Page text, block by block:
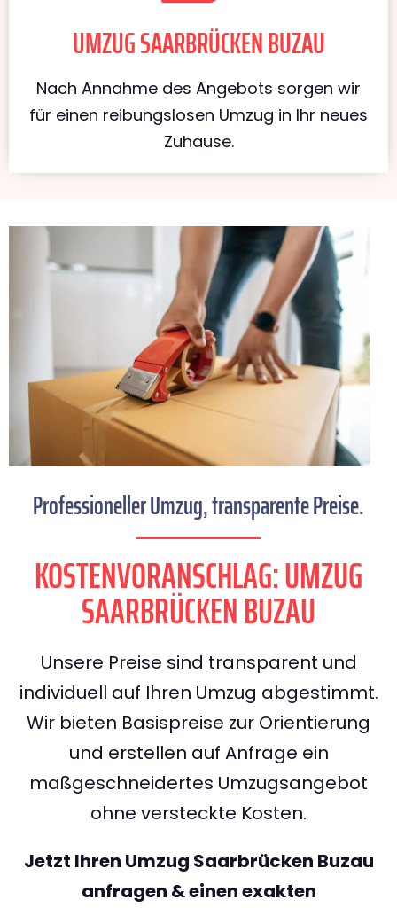
UMZUG SAARBRÜCKEN BUZAU
Nach Annahme des Angebots sorgen wir
für einen reibungslosen Umzug in Ihr neues
Zuhause.
Professioneller Umzug, transparente Preise.
KOSTENVORANSCHLAG: UMZUG
SAARBRÜCKEN BUZAU
Unsere Preise sind transparent und
individuell auf Ihren Umzug abgestimmt.
Wir bieten Basispreise zur Orientierung
und erstellen auf Anfrage ein
maßgeschneidertes Umzugsangebot
ohne versteckte Kosten.
Jetzt Ihren Umzug Saarbrücken Buzau
anfragen & einen exakten